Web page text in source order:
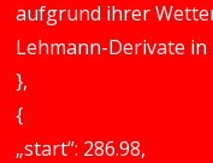
aufgrund ihrer
Lehmann-Derivate
},
{
„start“: 286.98,